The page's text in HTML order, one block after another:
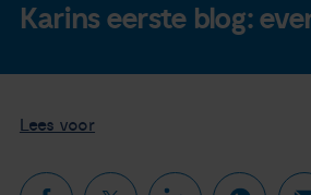
Leven met
Karins eerste blog:
Lees voor